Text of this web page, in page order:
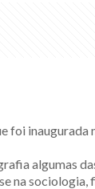
algumas
na